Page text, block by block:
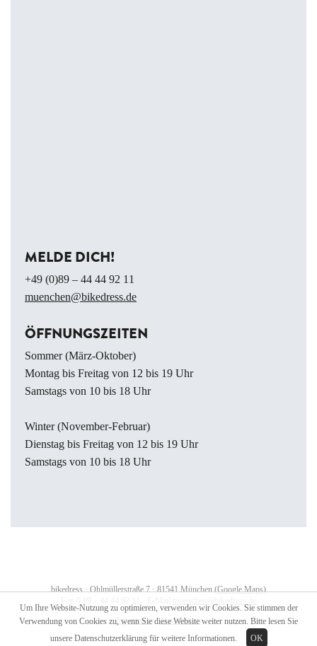
Um Ihre Website-Nutzung zu optimieren, verwenden wir Cookies. Sie stimmen der
Verwendung von Cookies zu, wenn Sie diese Website weiter nutzen. Bitte lesen Sie
unsere Datenschutzerklärungfür weitere Informationen. OK
MELDE DICH!
+49 (0)89 – 44 44 92 11
muenchen@bikedress.de
ÖFFNUNGSZEITEN
Sommer (März-Oktober)
Montag bis Freitag von 12 bis 19 Uhr
Samstags von 10 bis 18 Uhr
Winter (November-Februar)
Dienstag bis Freitag von 12 bis 19 Uhr
Samstags von 10 bis 18 Uhr
bikedress · Ohlmüllerstraße 7 · 81541 München (Google Maps)
Impressum ·Datenschutz